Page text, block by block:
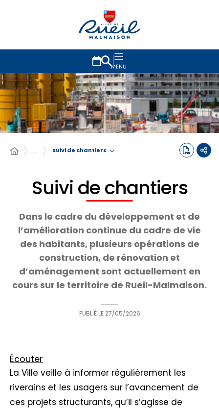
MENU
… Suivi de chantiers
Suivi de chantiers
Dans le cadre du développement et de
l’amélioration continue du cadre de vie
des habitants, plusieurs opérations de
construction, de rénovation et
d’aménagement sont actuellement en
cours sur le territoire de Rueil-Malmaison.
PUBLIÉ LE 27/05/2026
Écouter
La Ville veille à informer régulièrement les
riverains et les usagers sur l’avancement de
ces projets structurants, qu’il s’agisse de